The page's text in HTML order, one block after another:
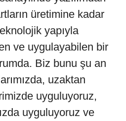
üretimine kadar
yapıyla
ve uygulayabilen bir
Biz bunu şu an
uzaktan
uyguluyoruz,
uyguluyoruz ve